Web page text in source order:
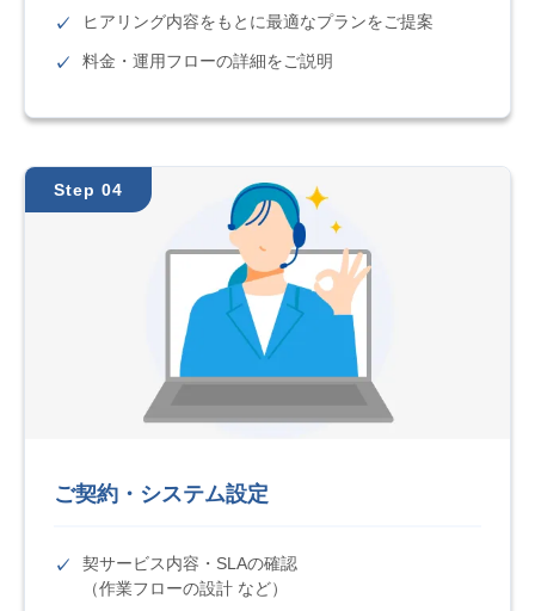
ヒアリング内容をもとに最適なプランをご提案
料金・運用フローの詳細をご説明
Step 04
ご契約・システム設定
契サービス内容・SLAの確認
（作業フローの設計 など）